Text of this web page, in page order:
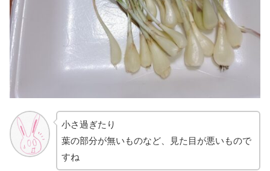
小さ過ぎたり
葉の部分が無いものなど、見た目が悪いもので
すね